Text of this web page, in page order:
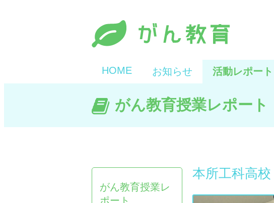
HOME お知らせ 活動レポート
がん教育授業レポート
がん教育授業レ
ポート
本所工科高